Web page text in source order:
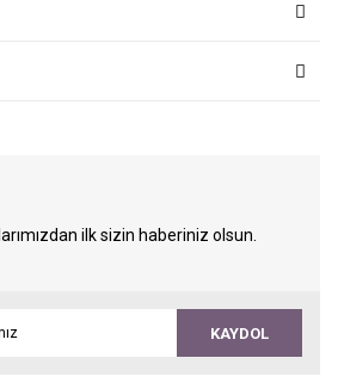
ilk sizin haberiniz olsun.
KAYDOL